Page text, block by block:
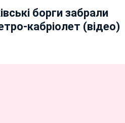
борги забрали
кабріолет (відео)